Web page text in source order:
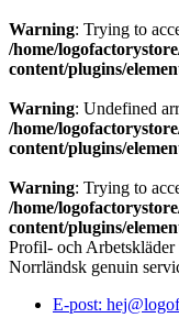
Warning: Trying to
/home/
content/plugins/
Warning: Undefined
/home/
content/plugins/
Warning: Trying to
/home/
content/plugins/
Profil- och
Norrländsk genuin
E-post: